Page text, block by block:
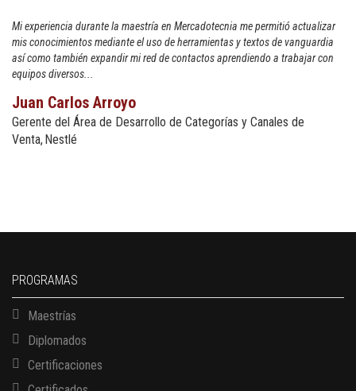
Mi experiencia durante la maestría en Mercadotecnia me permitió actualizar
mis conocimientos mediante el uso de herramientas y textos de vanguardia
así como también expandir mi red de contactos aprendiendo a trabajar con
equipos diversos...
Juan Carlos Arroyo
Gerente del Área de Desarrollo de Categorías y Canales de
Venta Nestlé
PROGRAMAS
Maestrías
Diplomados
Certificaciones